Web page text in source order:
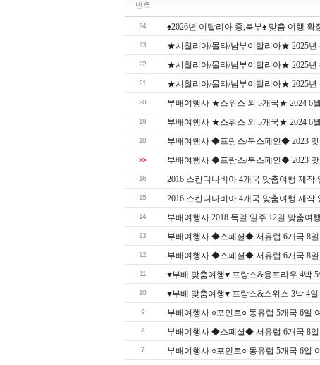
번호
24 ♠2026년 이탈리아 중,북부♠ 맞춤 여행 확
23 ★시칠리아/몰타/남부이탈리아★ 2025년
22 ★시칠리아/몰타/남부이탈리아★ 2025년
21 ★시칠리아/몰타/남부이탈리아★ 2025년
20 부배여행사 ★스위스 외 5개국★ 2024 6
19 부배여행사 ★스위스 외 5개국★ 2024 6
18 부배여행사 ◆프랑스/북스페인◆ 2023
>> 부배여행사 ◆프랑스/북스페인◆ 2023
16 2016 스칸디나비아 4개국 맞춤여행 제
15 2016 스칸디나비아 4개국 맞춤여행 제
14 부배여행사 2018 독일 일주 12일 맞춤여
13 부배여행사 ◆스페셜◆ 서유럽 6개국 8일
12 부배여행사 ◆스페셜◆ 서유럽 6개국 8일
11 ♥부배 맞춤여행♥ 프랑스&융프라우 4박
10 ♥부배 맞춤여행♥ 프랑스&스위스 3박 4일
9 부배여행사 ○포인트○ 동유럽 5개국 6일
8 부배여행사 ◆스페셜◆ 서유럽 6개국 8일
7 부배여행사 ○포인트○ 동유럽 5개국 6일